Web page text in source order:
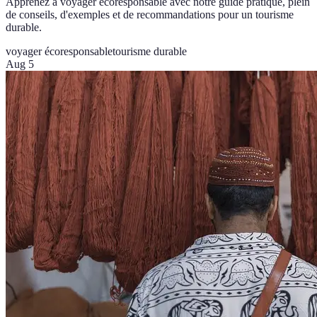
de conseils, d'exemples et de recommandations pour un tourisme
durable.
voyager écoresponsabletourisme durable
Aug 5